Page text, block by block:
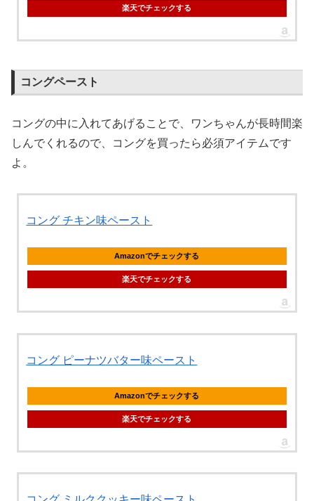
楽天でチェックする
コングペースト
コングの中に入れてあげることで、ワンちゃんが長時間楽
しんでくれるので、コングを買ったら必須アイテムです
よ。
コング チキン味ペースト
Amazonでチェックする
楽天でチェックする
コング ピーナツバター味ペースト
Amazonでチェックする
楽天でチェックする